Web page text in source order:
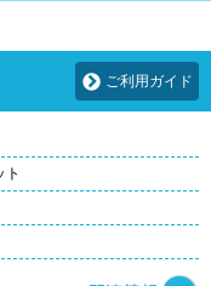
ご利用ガイド
ト